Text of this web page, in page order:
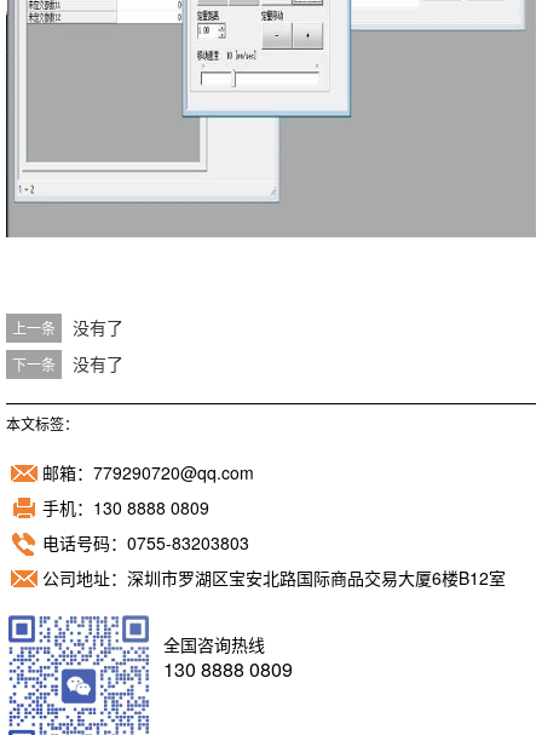
上一条 没有了
下一条 没有了
本文标签：
邮箱：779290720@qq.com
手机：130 8888 0809
电话号码：0755-83203803
公司地址：深圳市罗湖区宝安北路国际商品交易大厦6楼B12室
全国咨询热线
130 8888 0809